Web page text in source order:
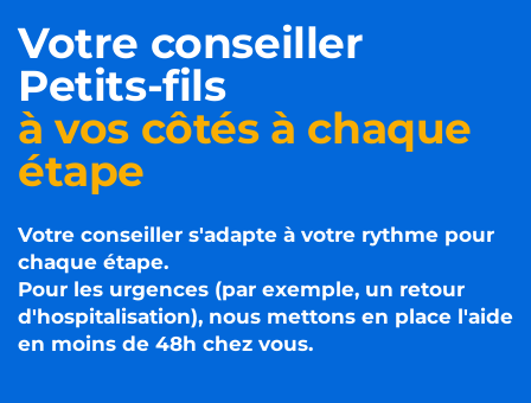
Votre conseiller
Petits-fils
à vos côtés à chaque
étape
Votre conseiller s'adapte à votre rythme pour
chaque étape.
Pour les urgences (par exemple, un retour
d'hospitalisation), nous mettons en place l'aide
en moins de 48h chez vous.